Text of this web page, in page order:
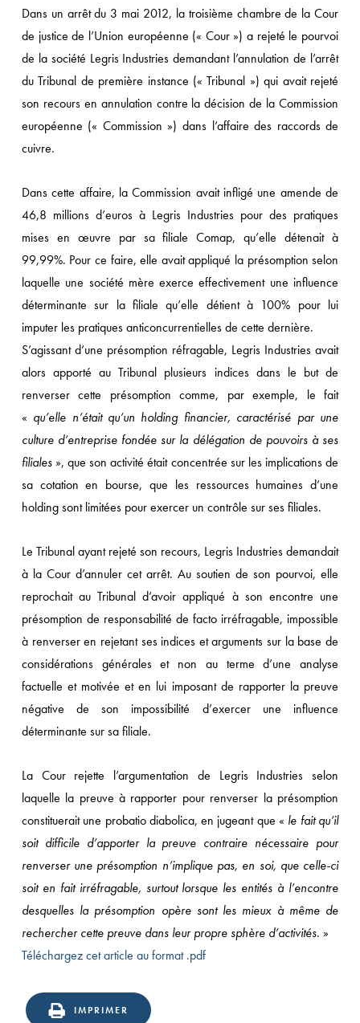
Dans un arrêt du 3 mai 2012, la troisième chambre de la Cour
de justice de l’Union européenne (« Cour ») a rejeté le pourvoi
de la société Legris Industries demandant l’annulation de l’arrêt
du Tribunal de première instance (« Tribunal ») qui avait rejeté
son recours en annulation contre la décision de la Commission
européenne (« Commission ») dans l’affaire des raccords de
cuivre.
Dans cette affaire, la Commission avait infligé une amende de
46,8 millions d’euros à Legris Industries pour des pratiques
mises en œuvre par sa filiale Comap, qu’elle détenait à
99,99%. Pour ce faire, elle avait appliqué la présomption selon
laquelle une société mère exerce effectivement une influence
déterminante sur la filiale qu’elle détient à 100% pour lui
imputer les pratiques anticoncurrentielles de cette dernière.
S’agissant d’une présomption réfragable, Legris Industries avait
alors apporté au Tribunal plusieurs indices dans le but de
renverser cette présomption comme, par exemple, le fait
« qu’elle n’était qu’un holding financier, caractérisé par une
culture d’entreprise fondée sur la délégation de pouvoirs à ses
filiales», que son activité était concentrée sur les implications de
sa cotation en bourse, que les ressources humaines d’une
holding sont limitées pour exercer un contrôle sur ses filiales.
Le Tribunal ayant rejeté son recours, Legris Industries demandait
à la Cour d’annuler cet arrêt. Au soutien de son pourvoi, elle
reprochait au Tribunal d’avoir appliqué à son encontre une
présomption de responsabilité de facto irréfragable, impossible
à renverser en rejetant ses indices et arguments sur la base de
considérations générales et non au terme d’une analyse
factuelle et motivée et en lui imposant de rapporter la preuve
négative de son impossibilité d’exercer une influence
déterminante sur sa filiale.
La Cour rejette l’argumentation de Legris Industries selon
laquelle la preuve à rapporter pour renverser la présomption
constituerait une probatio diabolica, en jugeant que « le fait qu’il
soit difficile d’apporter la preuve contraire nécessaire pour
renverser une présomption n’implique pas, en soi, que celle-ci
soit en fait irréfragable, surtout lorsque les entités à l’encontre
desquelles la présomption opère sont les mieux à même de
rechercher cette preuve dans leur propre sphère d’activités. »
Téléchargez cet article au format .pdf
IMPRIMER